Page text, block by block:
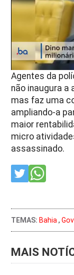
Agentes da
não inaugura a
mas faz uma
ampliando-a
maior
micro
assassinado.
TEMAS: Bahia ,
MAIS